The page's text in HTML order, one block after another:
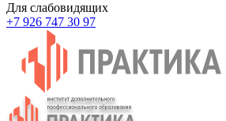
Для слабовидящих
+7 926 747 30 97